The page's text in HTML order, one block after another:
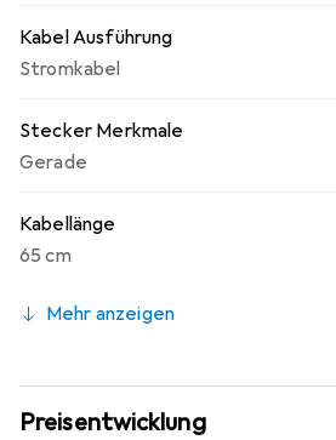
Kabel Ausführung
Stromkabel
Stecker Merkmale
Gerade
Kabellänge
65 cm
Mehr anzeigen
Preisentwicklung